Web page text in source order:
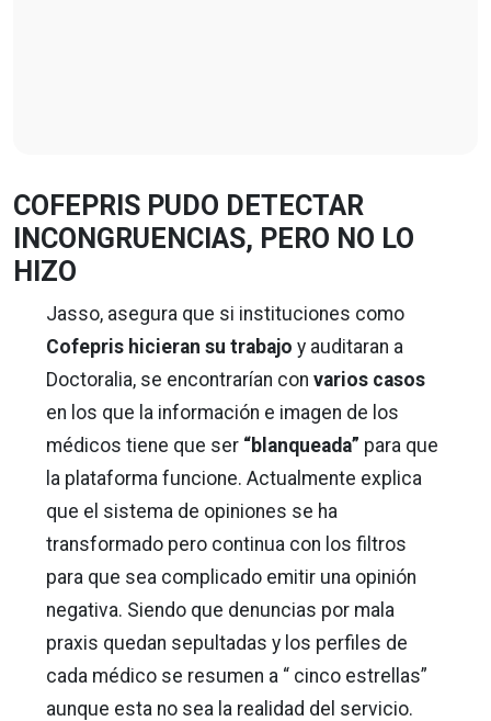
COFEPRIS PUDO DETECTAR
INCONGRUENCIAS, PERO NO LO
HIZO
Jasso, asegura que si instituciones como
Cofepris hicieran su trabajo y auditaran a
Doctoralia, se encontrarían con varios casos
en los que la información e imagen de los
médicos tiene que ser “blanqueada” para que
la plataforma funcione. Actualmente explica
que el sistema de opiniones se ha
transformado pero continua con los filtros
para que sea complicado emitir una opinión
negativa. Siendo que denuncias por mala
praxis quedan sepultadas y los perfiles de
cada médico se resumen a “ cinco estrellas”
aunque esta no sea la realidad del servicio.